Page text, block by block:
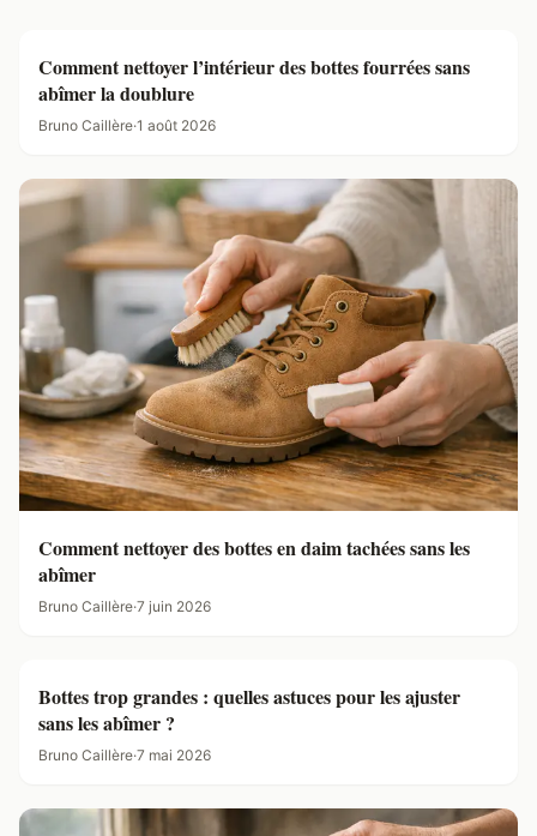
Comment nettoyer l’intérieur des bottes fourrées sans
abîmer la doublure
Bruno Caillère·1 août 2026
Comment nettoyer des bottes en daim tachées sans les
abîmer
Bruno Caillère·7 juin 2026
Bottes trop grandes : quelles astuces pour les ajuster
sans les abîmer ?
Bruno Caillère·7 mai 2026